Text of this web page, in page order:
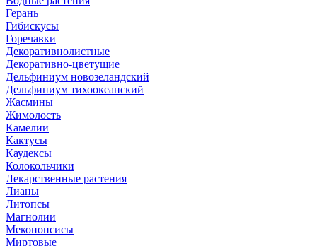
Герань
Гибискусы
Горечавки
Декоративнолистные
Декоративно-цветущие
Дельфиниум новозеландский
Дельфиниум тихоокеанский
Жасмины
Жимолость
Камелии
Кактусы
Каудексы
Колокольчики
Лекарственные растения
Лианы
Литопсы
Магнолии
Меконопсисы
Миртовые